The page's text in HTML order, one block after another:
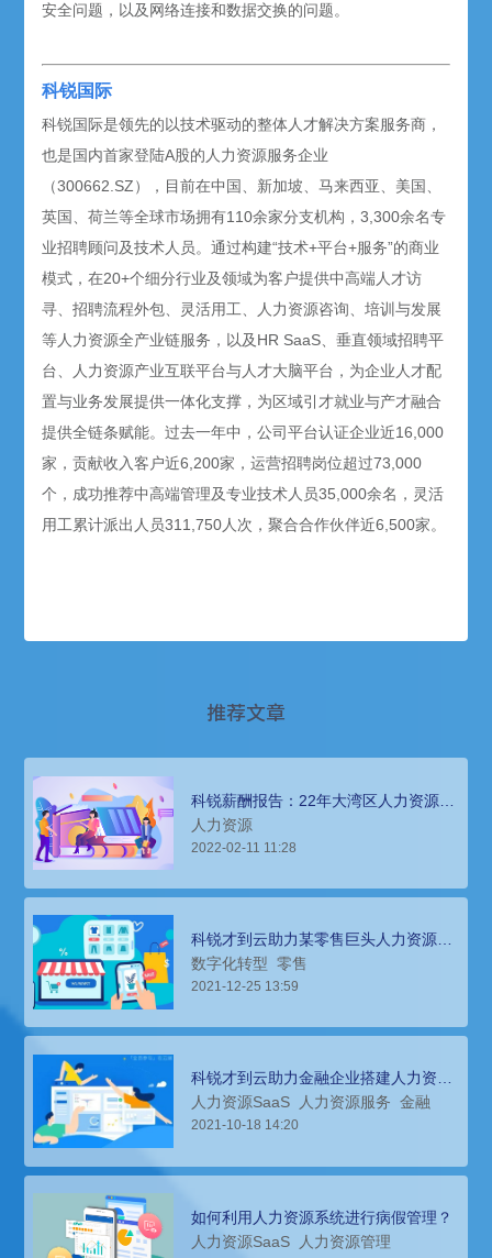
安全问题，以及网络连接和数据交换的问题。
科锐国际
科锐国际是领先的以技术驱动的整体人才解决方案服务商，
也是国内首家登陆A股的人力资源服务企业
（300662.SZ），目前在中国、新加坡、马来西亚、美国、
英国、荷兰等全球市场拥有110余家分支机构，3,300余名专
业招聘顾问及技术人员。通过构建“技术+平台+服务”的商业
模式，在20+个细分行业及领域为客户提供中高端人才访
寻、招聘流程外包、灵活用工、人力资源咨询、培训与发展
等人力资源全产业链服务，以及HR SaaS、垂直领域招聘平
台、人力资源产业互联平台与人才大脑平台，为企业人才配
置与业务发展提供一体化支撑，为区域引才就业与产才融合
提供全链条赋能。过去一年中，公司平台认证企业近16,000
家，贡献收入客户近6,200家，运营招聘岗位超过73,000
个，成功推荐中高端管理及专业技术人员35,000余名，灵活
用工累计派出人员311,750人次，聚合合作伙伴近6,500家。
推荐文章
科锐薪酬报告：22年大湾区人力资源领
域人才市场分析
人力资源
2022-02-11 11:28
科锐才到云助力某零售巨头人力资源数
字化转型
数字化转型 零售
2021-12-25 13:59
科锐才到云助力金融企业搭建人力资源
系统
人力资源SaaS 人力资源服务 金融
2021-10-18 14:20
如何利用人力资源系统进行病假管理？
人力资源SaaS
人力资源管理